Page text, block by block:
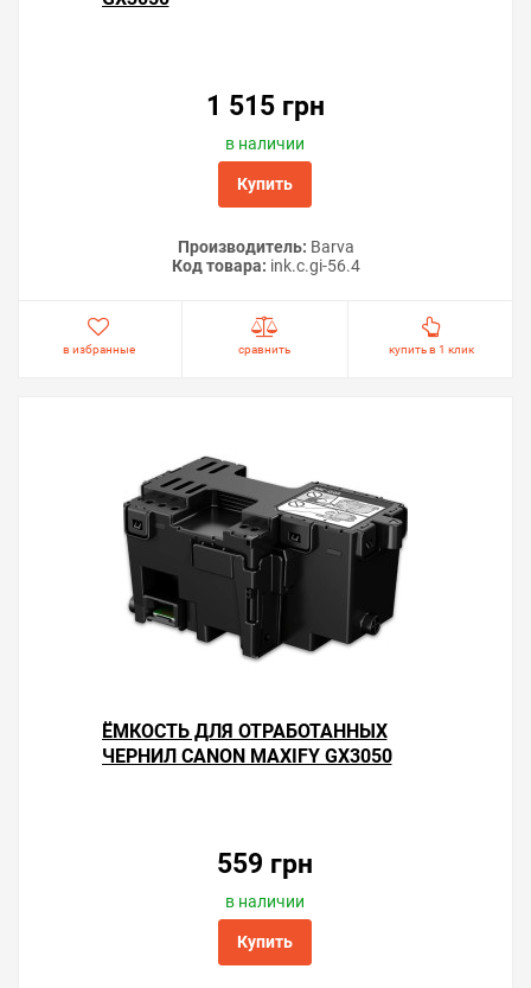
Мы ответим на вопросы и поможем сделать печать на
1 515 грн
в наличии
Купить
Производитель: Barva
Код товара: ink.c.gi-56.4
в избранные сравнить купить в 1 клик
ЁМКОСТЬ ДЛЯ ОТРАБОТАННЫХ
ЧЕРНИЛ CANON MAXIFY GX3050
559 грн
в наличии
Купить